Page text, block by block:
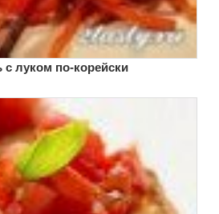
с луком по-корейски